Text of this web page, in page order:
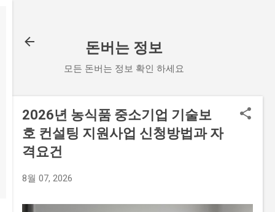
돈버는 정보
모든 돈버는 정보 확인 하세요
2026년 농식품 중소기업 기술보
호 컨설팅 지원사업 신청방법과 자
격요건
8월 07, 2026